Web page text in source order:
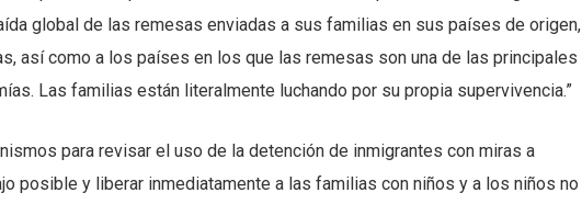
global de las remesas enviadas a sus familias en sus países de origen,
así como a los países en los que las remesas son una de las principales
Las familias están literalmente luchando por su propia supervivencia.”
para revisar el uso de la detención de inmigrantes con miras a
posible y liberar inmediatamente a las familias con niños y a los niños no